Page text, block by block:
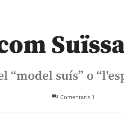
“model suís” o
Comentaris 1